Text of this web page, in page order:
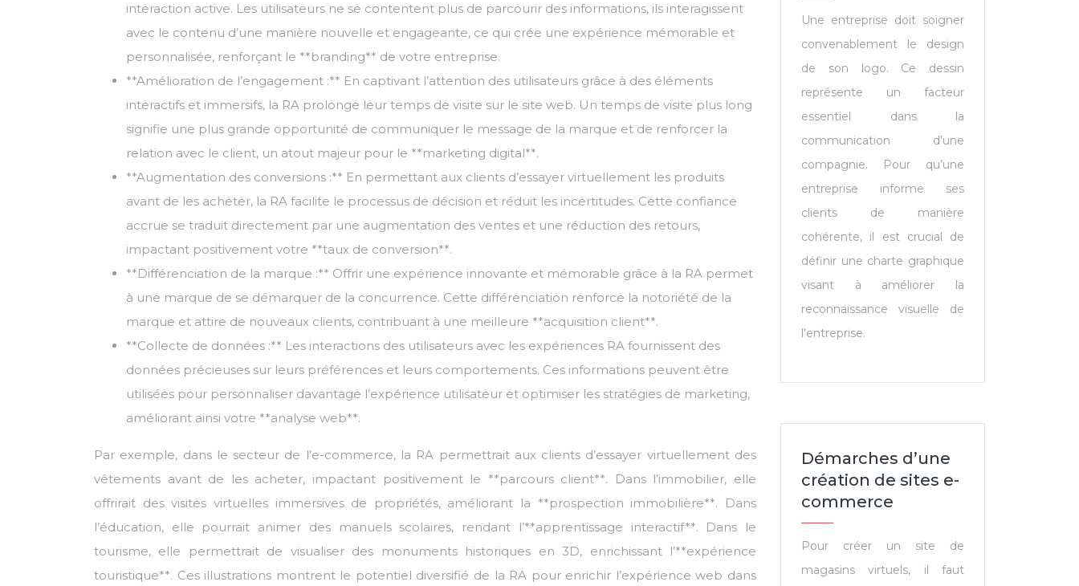
interaction active. Les utilisateurs ne se contentent plus de parcourir des informations, ils interagissent
avec le contenu d’une manière nouvelle et engageante, ce qui crée une expérience mémorable et
personnalisée, renforçant le **branding** de votre entreprise.
**Amélioration de l’engagement :** En captivant l’attention des utilisateurs grâce à des éléments
interactifs et immersifs, la RA prolonge leur temps de visite sur le site web. Un temps de visite plus long
signifie une plus grande opportunité de communiquer le message de la marque et de renforcer la
relation avec le client, un atout majeur pour le **marketing digital**.
**Augmentation des conversions :** En permettant aux clients d’essayer virtuellement les produits
avant de les acheter, la RA facilite le processus de décision et réduit les incertitudes. Cette confiance
accrue se traduit directement par une augmentation des ventes et une réduction des retours,
impactant positivement votre **taux de conversion**.
**Différenciation de la marque :** Offrir une expérience innovante et mémorable grâce à la RA permet
à une marque de se démarquer de la concurrence. Cette différenciation renforce la notoriété de la
marque et attire de nouveaux clients, contribuant à une meilleure **acquisition client**.
**Collecte de données :** Les interactions des utilisateurs avec les expériences RA fournissent des
données précieuses sur leurs préférences et leurs comportements. Ces informations peuvent être
utilisées pour personnaliser davantage l’expérience utilisateur et optimiser les stratégies de marketing,
améliorant ainsi votre **analyse web**.
Par exemple, dans le secteur de l’e-commerce, la RA permettrait aux clients d’essayer virtuellement des
vêtements avant de les acheter, impactant positivement le **parcours client**. Dans l’immobilier, elle
offrirait des visites virtuelles immersives de propriétés, améliorant la **prospection immobilière**. Dans
l’éducation, elle pourrait animer des manuels scolaires, rendant l’**apprentissage interactif**. Dans le
tourisme, elle permettrait de visualiser des monuments historiques en 3D, enrichissant l’**expérience
touristique**. Ces illustrations montrent le potentiel diversifié de la RA pour enrichir l’expérience web dans
Une entreprise doit soigner
convenablement le design
de son logo. Ce dessin
représente un facteur
essentiel dans la
communication d'une
compagnie. Pour qu’une
entreprise informe ses
clients de manière
cohérente, il est crucial de
définir une charte graphique
visant à améliorer la
reconnaissance visuelle de
l’entreprise.
Démarches d’une
création de sites e-
commerce
Pour créer un site de
magasins virtuels, il faut